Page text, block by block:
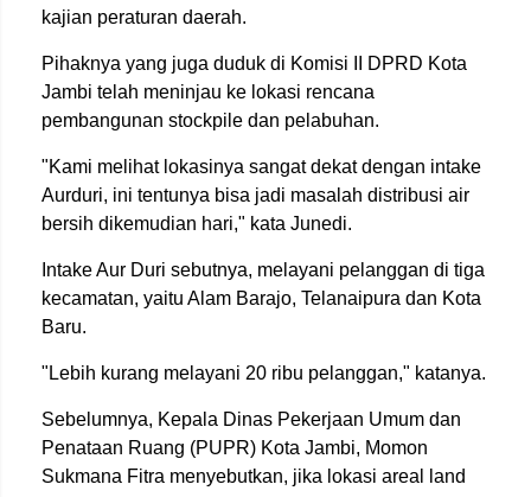
kajian peraturan daerah.
Pihaknya yang juga duduk di Komisi II DPRD Kota
Jambi telah meninjau ke lokasi rencana
pembangunan stockpile dan pelabuhan.
"Kami melihat lokasinya sangat dekat dengan intake
Aurduri, ini tentunya bisa jadi masalah distribusi air
bersih dikemudian hari," kata Junedi.
Intake Aur Duri sebutnya, melayani pelanggan di tiga
kecamatan, yaitu Alam Barajo, Telanaipura dan Kota
Baru.
"Lebih kurang melayani 20 ribu pelanggan," katanya.
Sebelumnya, Kepala Dinas Pekerjaan Umum dan
Penataan Ruang (PUPR) Kota Jambi, Momon
Sukmana Fitra menyebutkan, jika lokasi areal land